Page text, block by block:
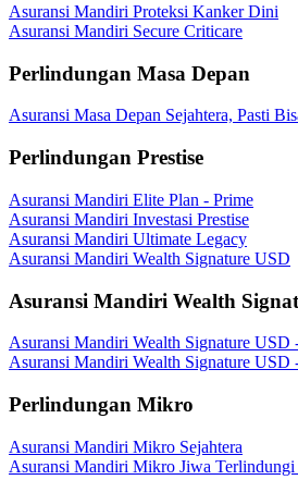
Asuransi Mandiri Proteksi Kanker Dini
Asuransi Mandiri Secure Criticare
Perlindungan Masa Depan
Asuransi Masa Depan Sejahtera, Pasti
Perlindungan Prestise
Asuransi Mandiri Elite Plan - Prime
Asuransi Mandiri Investasi Prestise
Asuransi Mandiri Ultimate Legacy
Asuransi Mandiri Wealth Signature USD
Asuransi Mandiri Wealth
Asuransi Mandiri Wealth Signature USD
Asuransi Mandiri Wealth Signature USD
Perlindungan Mikro
Asuransi Mandiri Mikro Sejahtera
Asuransi Mandiri Mikro Jiwa Terlindungi